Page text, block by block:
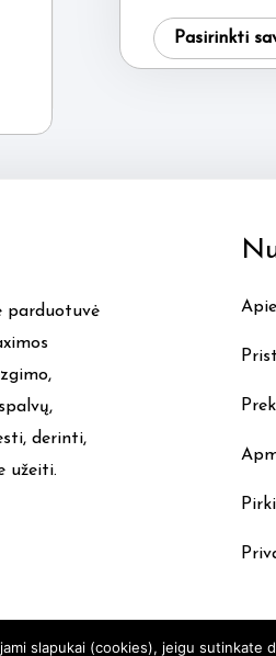
Pasirinkti
parduotuvė
derinti,
užeiti.
slapukai (cookies), jeigu sutinkate